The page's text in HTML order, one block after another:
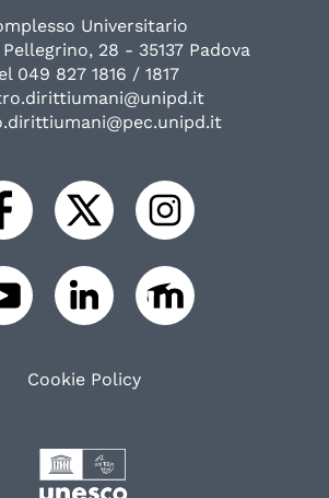
Universitario
28 - 35137 Padova
049 827 1816 / 1817
Cookie Policy